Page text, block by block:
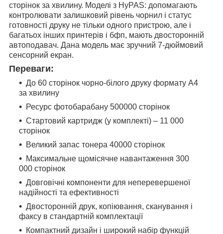
сторінок за хвилину. Моделі з HyPAS: допомагають
контролювати залишковий рівень чорнил і статус
готовності друку не тільки одного пристрою, але і
багатьох інших принтерів і бфп, мають двосторонній
автоподавач. Дана модель має зручний 7-дюймовий
сенсорний екран.
Переваги:
До 60 сторінок чорно-білого друку формату А4
за хвилину
Ресурс фотобарабану 500000 сторінок
Стартовий картридж (у комплекті) – 11 000
сторінок
Великий запас тонера 40000 сторінок
Максимальне щомісячне навантаження 300
000 сторінок
Довговічні компоненти для неперевершеної
надійності та ефективності
Двосторонній друк, копіювання, сканування і
факсу в стандартній комплектації
Компактний дизайн і широкий набір функцій